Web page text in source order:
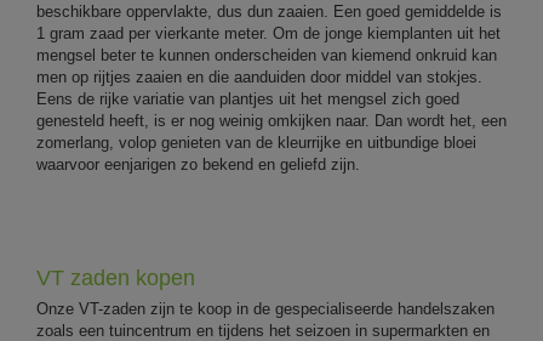
beschikbare oppervlakte, dus dun zaaien. Een goed gemiddelde is
1 gram zaad per vierkante meter. Om de jonge kiemplanten uit het
mengsel beter te kunnen onderscheiden van kiemend onkruid kan
men op rijtjes zaaien en die aanduiden door middel van stokjes.
Eens de rijke variatie van plantjes uit het mengsel zich goed
genesteld heeft, is er nog weinig omkijken naar. Dan wordt het, een
zomerlang, volop genieten van de kleurrijke en uitbundige bloei
waarvoor eenjarigen zo bekend en geliefd zijn.
VT zaden kopen
Onze VT-zaden zijn te koop in de gespecialiseerde handelszaken
zoals een tuincentrum en tijdens het seizoen in supermarkten en